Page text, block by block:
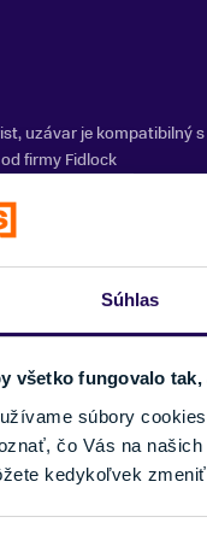
Súhlas
všetko fungovalo tak,
súbory
čo Vás na
kedykoľvek
uzávar je kompatibilný s
firmy Fidlock